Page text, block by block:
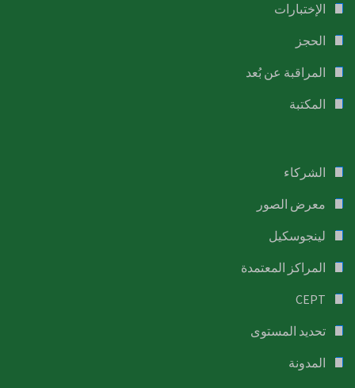
الإختبارات
الحجز
المراقبة عن بُعد
المكتبة
الشركاء
معرض الصور
لينجوسكيل
المراكز المعتمدة
CEPT
تحديد المستوى
المدونة